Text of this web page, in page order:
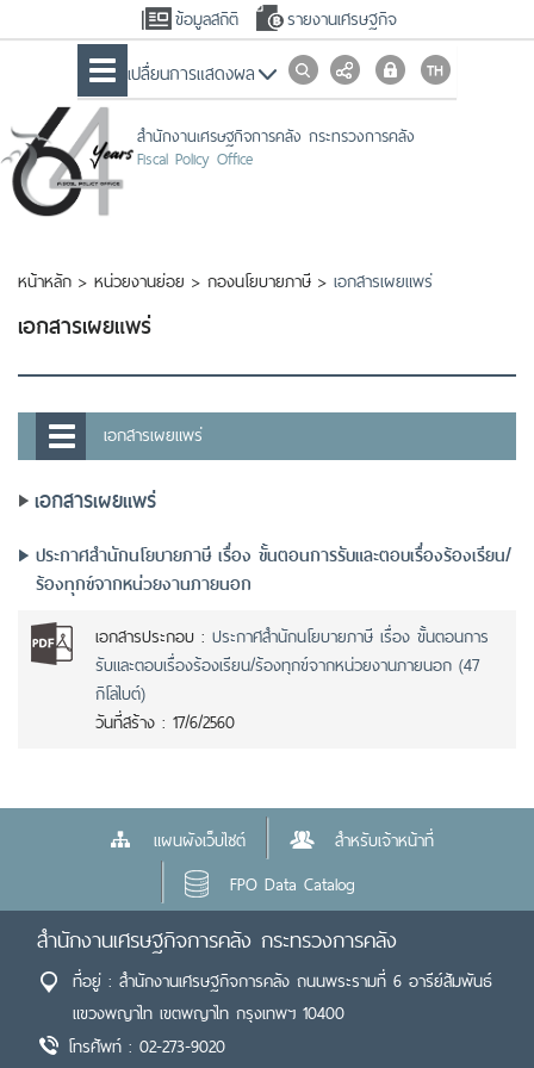
ข้อมูลสถิติ รายงานเศรษฐกิจ
เปลื่ยนการแสดงผล
สำนักงานเศรษฐกิจการคลัง กระทรวงการคลัง
Fiscal Policy Office
หน้าหลัก > หน่วยงานย่อย > กองนโยบายภาษี > เอกสารเผยแพร่
เอกสารเผยแพร่
เอกสารเผยแพร่
เอกสารเผยแพร่
ประกาศสำนักนโยบายภาษี เรื่อง ขั้นตอนการรับและตอบเรื่องร้องเรียน/
ร้องทุกข์จากหน่วยงานภายนอก
เอกสารประกอบ : ประกาศสำนักนโยบายภาษี เรื่อง ขั้นตอนการ
รับและตอบเรื่องร้องเรียน/ร้องทุกข์จากหน่วยงานภายนอก (47
กิโลไบต์)
วันที่สร้าง : 17/6/2560
แผนผังเว็บไซต์
สำหรับเจ้าหน้าที่
FPO Data Catalog
สำนักงานเศรษฐกิจการคลัง กระทรวงการคลัง
ที่อยู่ : สำนักงานเศรษฐกิจการคลัง ถนนพระรามที่ 6 อารีย์สัมพันธ์
แขวงพญาไท เขตพญาไท กรุงเทพฯ 10400
โทรศัพท์ : 02-273-9020